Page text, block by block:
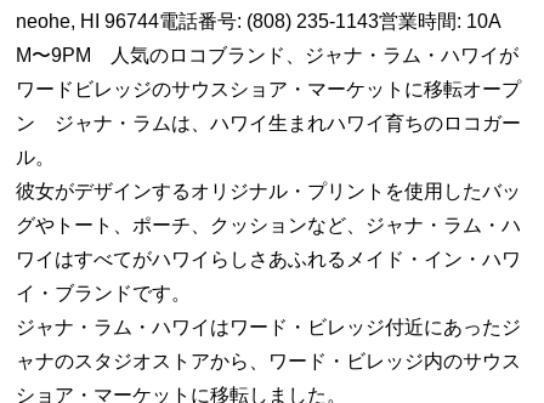
neohe, HI 96744電話番号: (808) 235-1143営業時間: 10A
M〜9PM 人気のロコブランド、ジャナ・ラム・ハワイが
ワードビレッジのサウスショア・マーケットに移転オープ
ン ジャナ・ラムは、ハワイ生まれハワイ育ちのロコガー
ル。
彼女がデザインするオリジナル・プリントを使用したバッ
グやトート、ポーチ、クッションなど、ジャナ・ラム・ハ
ワイはすべてがハワイらしさあふれるメイド・イン・ハワ
イ・ブランドです。
ジャナ・ラム・ハワイはワード・ビレッジ付近にあったジ
ャナのスタジオストアから、ワード・ビレッジ内のサウス
ショア・マーケットに移転しました。